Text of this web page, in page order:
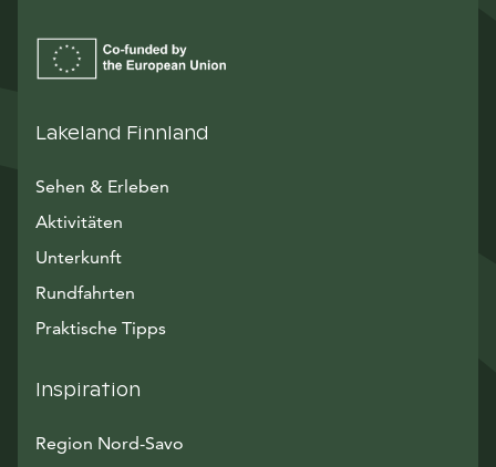
Lakeland Finnland
Sehen & Erleben
Aktivitäten
Unterkunft
Rundfahrten
Praktische Tipps
Inspiration
Region Nord-Savo